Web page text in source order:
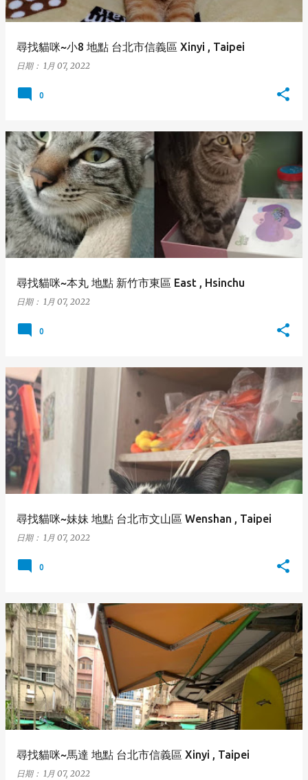
尋找貓咪~小8 地點 台北市信義區 Xinyi , Taipei
日期： 1月 07, 2022
0
尋找貓咪~本丸 地點 新竹市東區 East , Hsinchu
日期： 1月 07, 2022
0
尋找貓咪~妹妹 地點 台北市文山區 Wenshan , Taipei
日期： 1月 07, 2022
0
尋找貓咪~馬達 地點 台北市信義區 Xinyi , Taipei
日期： 1月 07, 2022